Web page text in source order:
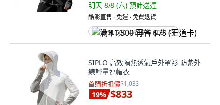
明天 8/8 (六) 預計送達
酷澎直售 ∙ 免運 ∙ 免費退貨
满 $1,500 再省 $75 (王道卡)
SIPLO 高效隔熱透氣戶外罩衫 防紫外
線輕量連帽衣
首購折扣價$1,033
19% $833